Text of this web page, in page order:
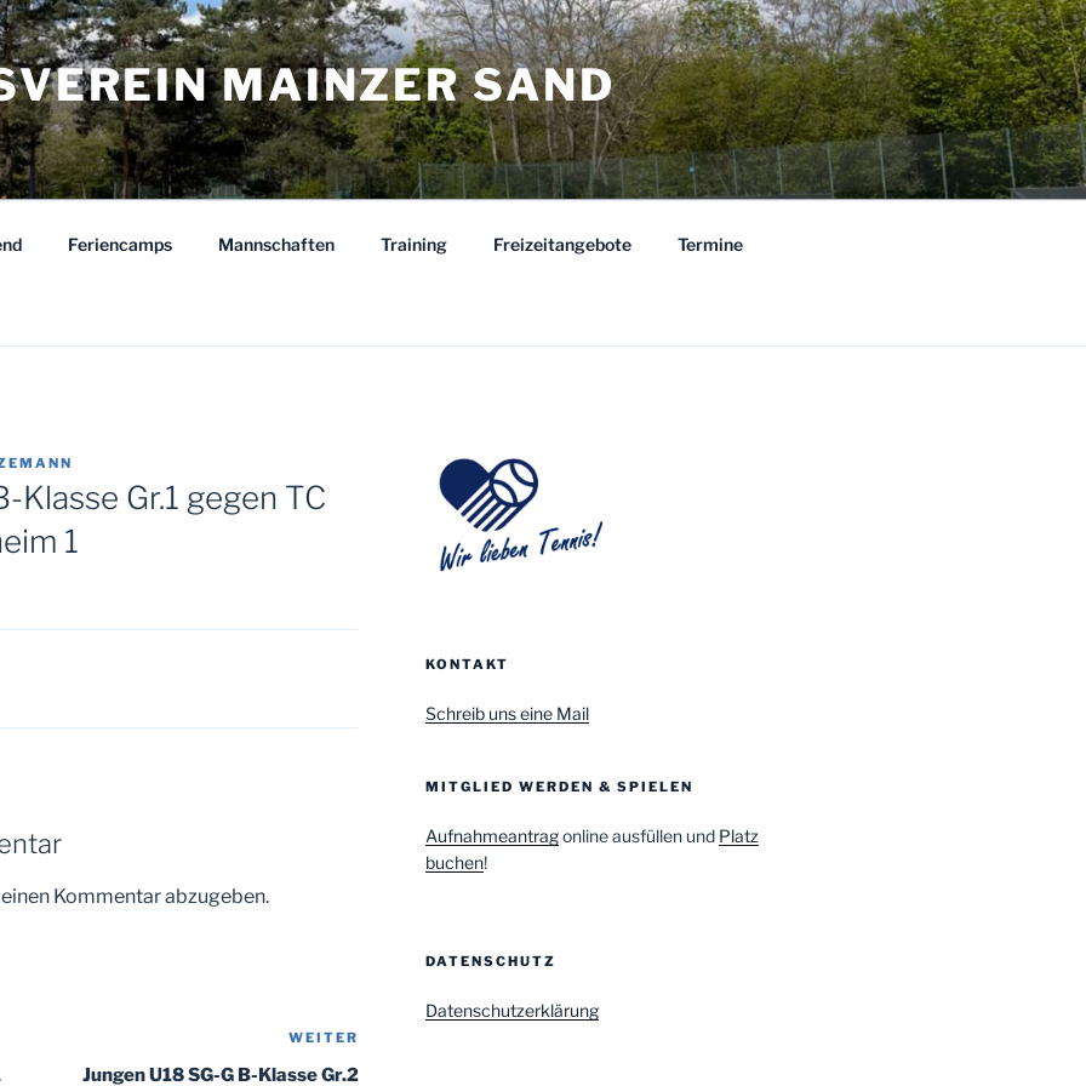
MAINZER SAND
Feriencamps Mannschaften Training Freizeitangebote Termine
Klasse Gr.1 gegen TC
1
Kommentar abzugeben.
Beitrag
WEITER
Jungen U18 SG-G B-Klasse Gr.2
KONTAKT
Schreib uns eine Mail
MITGLIED WERDEN & SPIELEN
Aufnahmeantragonline ausfüllen und Platz
buchen!
DATENSCHUTZ
Datenschutzerklärung